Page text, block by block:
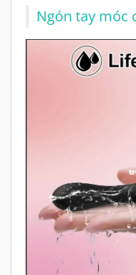
Ngón tay móc